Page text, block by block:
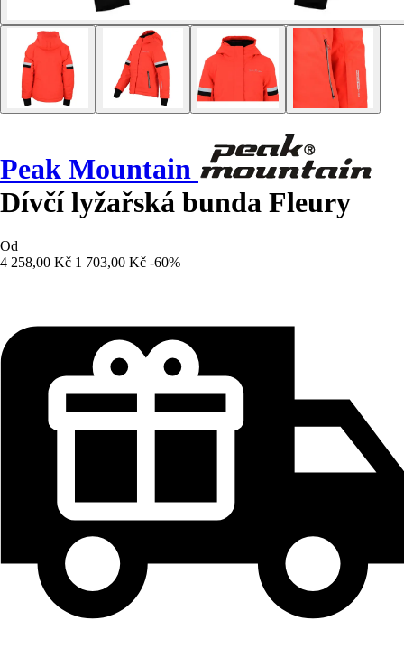
Peak Mountain
Dívčí lyžařská bunda Fleury
Od
4 258,00 Kč 1 703,00 Kč -60%